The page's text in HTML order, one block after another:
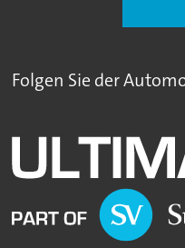
Folgen Sie der